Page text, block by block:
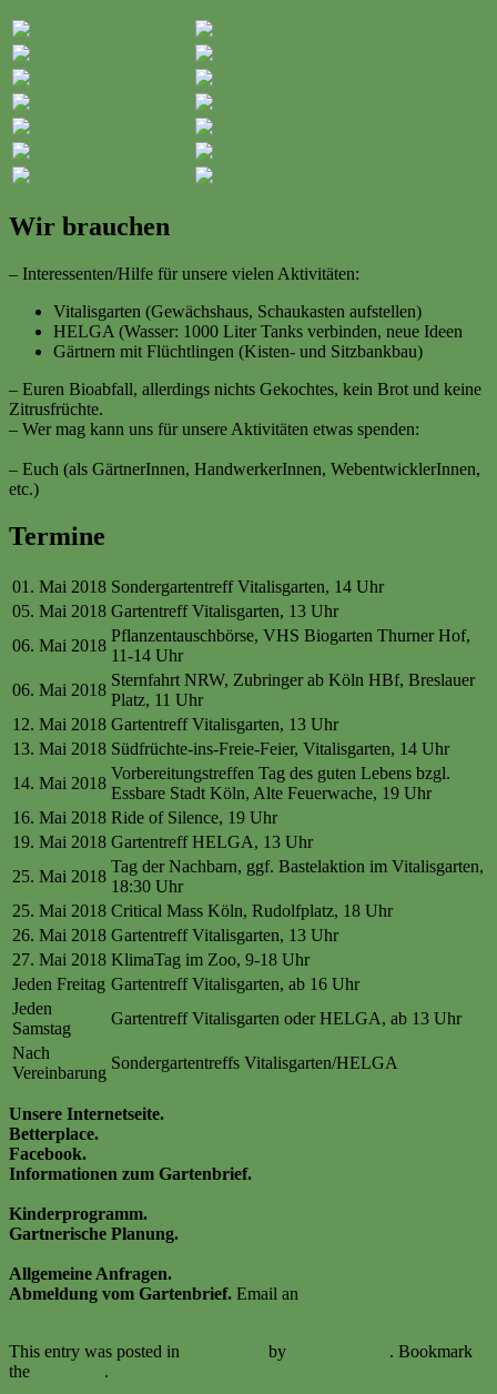
Wir brauchen
– Interessenten/Hilfe für unsere vielen Aktivitäten:
Vitalisgarten (Gewächshaus, Schaukasten aufstellen)
HELGA (Wasser: 1000 Liter Tanks verbinden, neue Ideen
Gärtnern mit Flüchtlingen (Kisten- und Sitzbankbau)
– Euren Bioabfall, allerdings nichts Gekochtes, kein Brot und keine
Zitrusfrüchte.
– Wer mag kann uns für unsere Aktivitäten etwas spenden:
– Euch (als GärtnerInnen, HandwerkerInnen, WebentwicklerInnen,
etc.)
Termine
01. Mai 2018 Sondergartentreff Vitalisgarten, 14 Uhr
05. Mai 2018 Gartentreff Vitalisgarten, 13 Uhr
06. Mai 2018
Pflanzentauschbörse, VHS Biogarten Thurner Hof,
11-14 Uhr
06. Mai 2018
Sternfahrt NRW, Zubringer ab Köln HBf, Breslauer
Platz, 11 Uhr
12. Mai 2018 Gartentreff Vitalisgarten, 13 Uhr
13. Mai 2018 Südfrüchte-ins-Freie-Feier, Vitalisgarten, 14 Uhr
14. Mai 2018
Vorbereitungstreffen Tag des guten Lebens bzgl.
Essbare Stadt Köln, Alte Feuerwache, 19 Uhr
16. Mai 2018 Ride of Silence, 19 Uhr
19. Mai 2018 Gartentreff HELGA, 13 Uhr
25. Mai 2018
Tag der Nachbarn, ggf. Bastelaktion im Vitalisgarten,
18:30 Uhr
25. Mai 2018 Critical Mass Köln, Rudolfplatz, 18 Uhr
26. Mai 2018 Gartentreff Vitalisgarten, 13 Uhr
27. Mai 2018 KlimaTag im Zoo, 9-18 Uhr
Jeden Freitag Gartentreff Vitalisgarten, ab 16 Uhr
Jeden
Samstag
Gartentreff Vitalisgarten oder HELGA, ab 13 Uhr
Nach
Vereinbarung
Sondergartentreffs Vitalisgarten/HELGA
Unsere Internetseite.
Betterplace.
Facebook.
Informationen zum Gartenbrief.
Kinderprogramm.
Gartnerische Planung.
Allgemeine Anfragen.
Abmeldung vom Gartenbrief. Email an
This entry was posted in
by
. Bookmark
the
.